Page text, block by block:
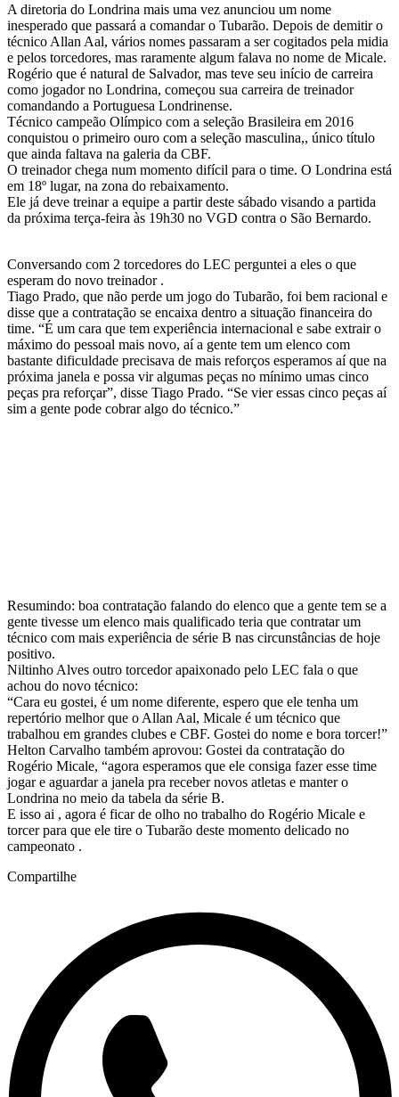
A diretoria do Londrina mais uma vez anunciou um nome
inesperado que passará a comandar o Tubarão. Depois de demitir o
técnico Allan Aal, vários nomes passaram a ser cogitados pela midia
e pelos torcedores, mas raramente algum falava no nome de Micale.
Rogério que é natural de Salvador, mas teve seu início de carreira
como jogador no Londrina, começou sua carreira de treinador
comandando a Portuguesa Londrinense.
Técnico campeão Olímpico com a seleção Brasileira em 2016
conquistou o primeiro ouro com a seleção masculina,, único título
que ainda faltava na galeria da CBF.
O treinador chega num momento difícil para o time. O Londrina está
em 18º lugar, na zona do rebaixamento.
Ele já deve treinar a equipe a partir deste sábado visando a partida
da próxima terça-feira às 19h30 no VGD contra o São Bernardo.
Conversando com 2 torcedores do LEC perguntei a eles o que
esperam do novo treinador .
Tiago Prado, que não perde um jogo do Tubarão, foi bem racional e
disse que a contratação se encaixa dentro a situação financeira do
time. “É um cara que tem experiência internacional e sabe extrair o
máximo do pessoal mais novo, aí a gente tem um elenco com
bastante dificuldade precisava de mais reforços esperamos aí que na
próxima janela e possa vir algumas peças no mínimo umas cinco
peças pra reforçar”, disse Tiago Prado. “Se vier essas cinco peças aí
sim a gente pode cobrar algo do técnico.”
Resumindo: boa contratação falando do elenco que a gente tem se a
gente tivesse um elenco mais qualificado teria que contratar um
técnico com mais experiência de série B nas circunstâncias de hoje
positivo.
Niltinho Alves outro torcedor apaixonado pelo LEC fala o que
achou do novo técnico:
“Cara eu gostei, é um nome diferente, espero que ele tenha um
repertório melhor que o Allan Aal, Micale é um técnico que
trabalhou em grandes clubes e CBF. Gostei do nome e bora torcer!”
Helton Carvalho também aprovou: Gostei da contratação do
Rogério Micale, “agora esperamos que ele consiga fazer esse time
jogar e aguardar a janela pra receber novos atletas e manter o
Londrina no meio da tabela da série B.
E isso ai , agora é ficar de olho no trabalho do Rogério Micale e
torcer para que ele tire o Tubarão deste momento delicado no
campeonato .
Compartilhe